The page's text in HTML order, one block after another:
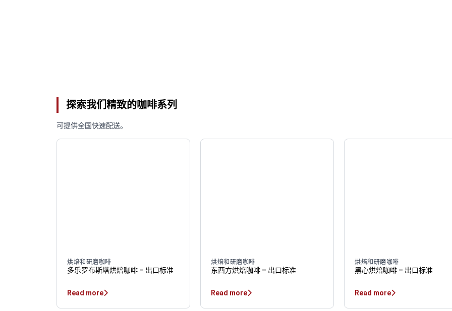
探索我们精致的咖啡系列
可提供全国快速配送。
烘焙和研磨咖啡
多乐罗布斯塔烘焙咖啡 – 出口标准
Read more
烘焙和研磨咖啡
东西方烘焙咖啡 – 出口标准
Read more
烘焙和研磨咖啡
黑心烘焙咖啡 – 出口标准
Read more